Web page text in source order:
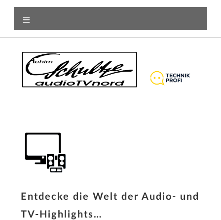
Entdecke die Welt der Audio- und
TV-Highlights…